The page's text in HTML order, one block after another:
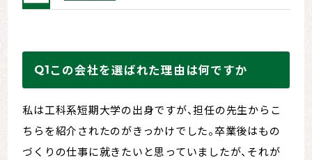
この会社を選ばれた理由は何ですか
私は工科系短期大学の出身ですが、担任の先生からこ
ちらを紹介されたのがきっかけでした。卒業後はもの
づくりの仕事に就きたいと思っていましたが、それが